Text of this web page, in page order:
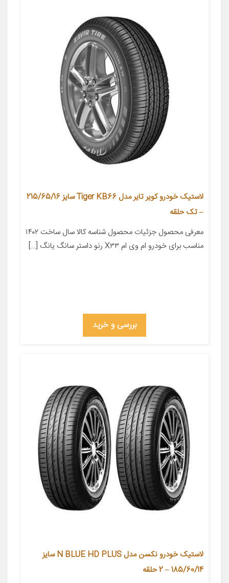
لاستیک خودرو کویر تایر مدل Tiger KB66 سایز 215/65/16
– تک حلقه
معرفی محصول جزئیات محصول شناسه کالا سال ساخت ۱۴۰۲
مناسب برای خودرو ام وی ام X۳۳ رنو داستر سانگ یانگ […]
بررسی و خرید
لاستیک خودرو نکسن مدل N BLUE HD PLUS سایز
185/60/14 – 2 حلقه